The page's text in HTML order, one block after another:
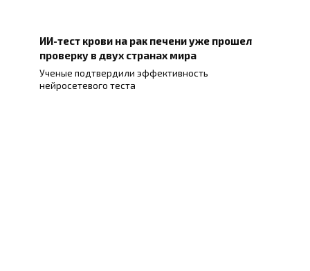
ИИ-тест крови на рак печени уже прошел
проверку в двух странах мира
Ученые подтвердили эффективность
нейросетевого теста